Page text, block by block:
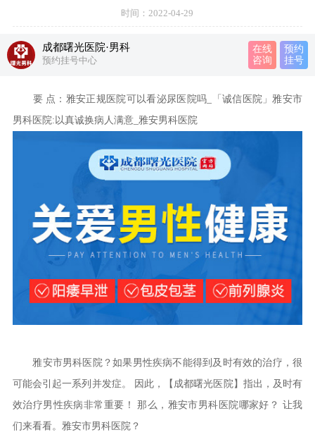
时间：2022-04-29
成都曙光医院·男科
预约挂号中心
在线
咨询
预约
挂号
要 点：雅安正规医院可以看泌尿医院吗_「诚信医院」雅安市
男科医院:以真诚换病人满意_雅安男科医院
雅安市男科医院？如果男性疾病不能得到及时有效的治疗，很
可能会引起一系列并发症。 因此，【成都曙光医院】指出，及时有
效治疗男性疾病非常重要！ 那么，雅安市男科医院哪家好？ 让我
们来看看。雅安市男科医院？